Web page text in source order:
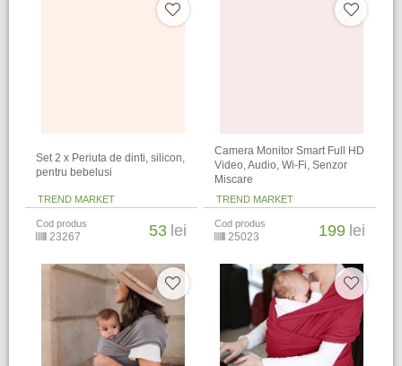
Set 2 x Periuta de dinti, silicon,
pentru bebelusi
TREND MARKET
Cod produs
23267 53 lei
Camera Monitor Smart Full HD
Video, Audio, Wi-Fi, Senzor
Miscare
TREND MARKET
Cod produs
25023 199 lei